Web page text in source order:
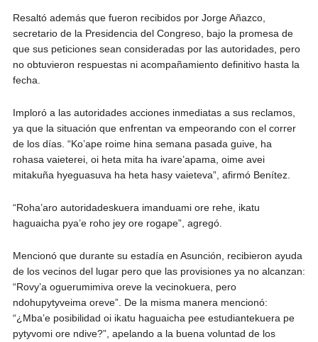
Resaltó además que fueron recibidos por Jorge Añazco,
secretario de la Presidencia del Congreso, bajo la promesa de
que sus peticiones sean consideradas por las autoridades, pero
no obtuvieron respuestas ni acompañamiento definitivo hasta la
fecha.
Imploró a las autoridades acciones inmediatas a sus reclamos,
ya que la situación que enfrentan va empeorando con el correr
de los días. “Ko’ape roime hina semana pasada guive, ha
rohasa vaieterei, oi heta mita ha ivare’apama, oime avei
mitakuña hyeguasuva ha heta hasy vaieteva”, afirmó Benítez.
“Roha’aro autoridadeskuera imanduami ore rehe, ikatu
haguaicha pya’e roho jey ore rogape”, agregó.
Mencionó que durante su estadía en Asunción, recibieron ayuda
de los vecinos del lugar pero que las provisiones ya no alcanzan:
“Rovy’a oguerumimiva oreve la vecinokuera, pero
ndohupytyveima oreve”. De la misma manera mencionó:
“¿Mba’e posibilidad oi ikatu haguaicha pee estudiantekuera pe
pytyvomi ore ndive?”, apelando a la buena voluntad de los